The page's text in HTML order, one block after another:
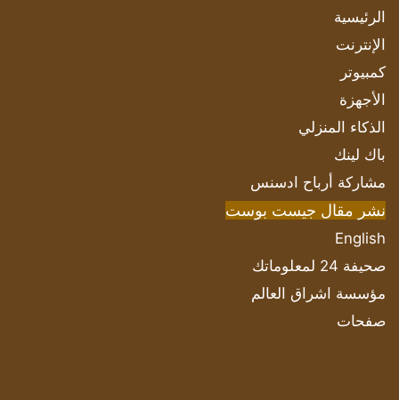
الرئيسية
الإنترنت
كمبيوتر
الأجهزة
الذكاء المنزلي
باك لينك
مشاركة أرباح ادسنس
نشر مقال جيست بوست
English
صحيفة 24 لمعلوماتك
مؤسسة اشراق العالم
صفحات